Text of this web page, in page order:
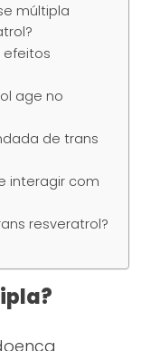
múltipla
efeitos
age no
de trans
interagir com
resveratrol?